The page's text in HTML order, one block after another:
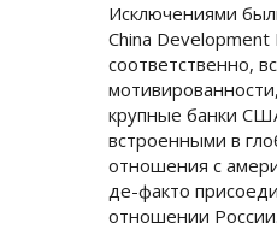
Исключениями
China
соответственно,
крупные банки
встроенными в
отношения с
де-факто
отношении России.